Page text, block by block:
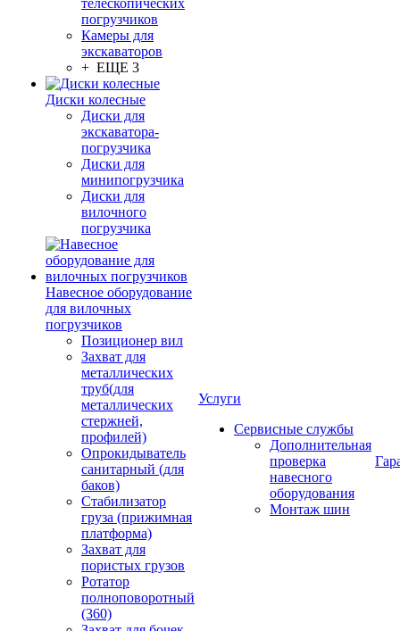
телескопических
погрузчиков
Камеры для
экскаваторов
+ ЕЩЕ 3
Диски колесные
Диски для
экскаватора-
погрузчика
Диски для
минипогрузчика
Диски для
вилочного
погрузчика
Навесное оборудование
для вилочных
погрузчиков
Позиционер вил
Захват для
металлических
труб(для
металлических
стержней,
профилей)
Опрокидыватель
санитарный (для
баков)
Стабилизатор
груза (прижимная
платформа)
Захват для
пористых грузов
Ротатор
полноповоротный
(360)
Услуги
Сервисные службы
Дополнительная
проверка
навесного
оборудования
Монтаж шин